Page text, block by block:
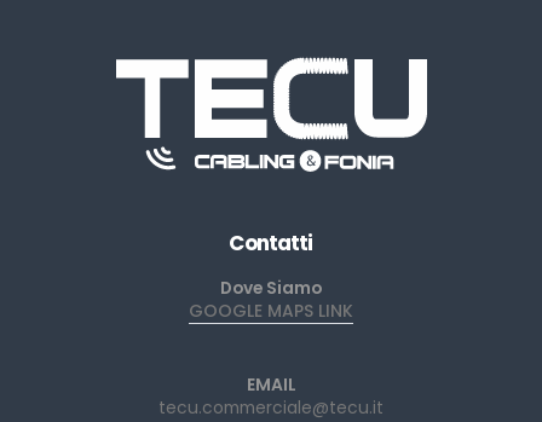
Contatti
Dove Siamo
GOOGLE MAPS LINK
EMAIL
tecu.commerciale@tecu.it